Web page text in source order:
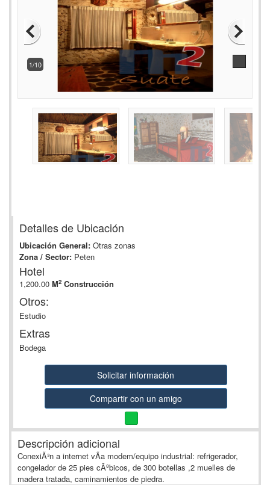
1/10
Detalles de Ubicación
Ubicación General: Otras zonas
Zona / Sector: Peten
Hotel
1,200.00 M2 Construcción
Otros:
Estudio
Extras
Bodega
Solicitar información
Compartir con un amigo
Descripción adicional
ConexiÃ³n a internet vÃ­a modem/equipo industrial: refrigerador,
congelador de 25 pies cÃºbicos, de 300 botellas ,2 muelles de
madera tratada, caminamientos de piedra.